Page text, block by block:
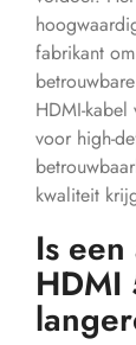
fabrikant
HDMI-
voor high-
kwaliteit
Is